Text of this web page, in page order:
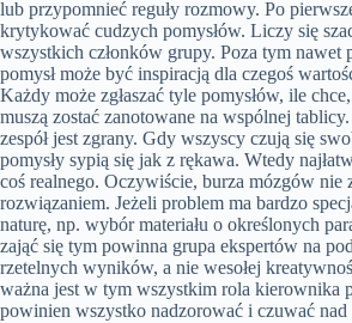
lub przypomnieć reguły rozmowy. Po
krytykować cudzych pomysłów. Liczy się
wszystkich członków grupy. Poza tym nawet
pomysł może być inspiracją dla czegoś
Każdy może zgłaszać tyle pomysłów, ile
muszą zostać zanotowane na wspólnej
zespół jest zgrany. Gdy wszyscy czują się
pomysły sypią się jak z rękawa. Wtedy
coś realnego. Oczywiście, burza mózgów nie
rozwiązaniem. Jeżeli problem ma bardzo
naturę, np. wybór materiału o określonych
zająć się tym powinna grupa ekspertów na
rzetelnych wyników, a nie wesołej
ważna jest w tym wszystkim rola kierownika
powinien wszystko nadzorować i czuwać nad